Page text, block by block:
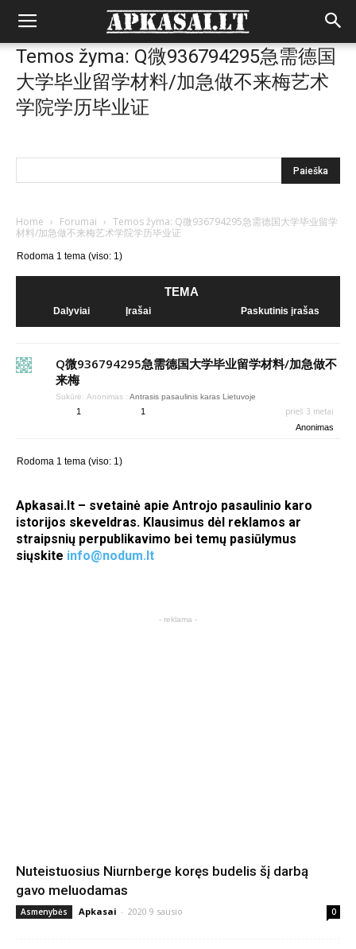
Temos žyma: Q微936794295急需德国
大学毕业留学材料/加急做不来梅艺术
学院学历毕业证
Home › Forumai › Temos žyma: Q微936794295急需德国大学毕业留学
材料/加急做不来梅艺术学院学历毕业证
Rodoma 1 tema (viso: 1)
TEMA
Dalyviai Įrašai Paskutinis įrašas
Q微936794295急需德国大学毕业留学材料/加急做不
来梅
Sukūrė: Anonimas : Antrasis pasaulinis karas Lietuvoje
1 1 prieš 3 metai
Anonimas
Rodoma 1 tema (viso: 1)
Apkasai.lt – svetainė apie Antrojo pasaulinio karo
istorijos skeveldras. Klausimus dėl reklamos ar
straipsnių perpublikavimo bei temų pasiūlymus
siųskite info@nodum.lt
- reklama -
Nuteistuosius Niurnberge koręs budelis šį darbą
gavo meluodamas
Asmenybės Apkasai - 2020 9 sausio 0